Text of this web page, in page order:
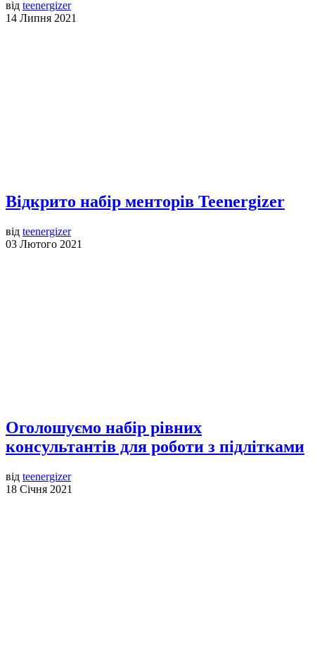
від teenergizer
14 Липня 2021
Відкрито набір менторів Teenergizer
від teenergizer
03 Лютого 2021
Оголошуємо набір рівних
консультантів для роботи з підлітками
від teenergizer
18 Січня 2021